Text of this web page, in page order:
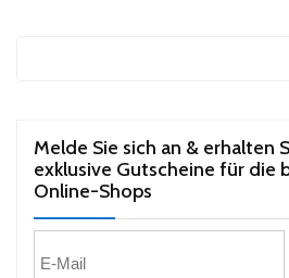
Melde Sie sich an & erhalten
exklusive Gutscheine für die
Online-Shops​